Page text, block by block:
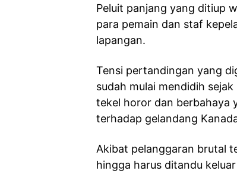
Peluit panjang yang ditiup
para pemain dan staf
lapangan.
Tensi pertandingan yang
sudah mulai mendidih
tekel horor dan berbahaya
terhadap gelandang
Akibat pelanggaran brutal
hingga harus ditandu